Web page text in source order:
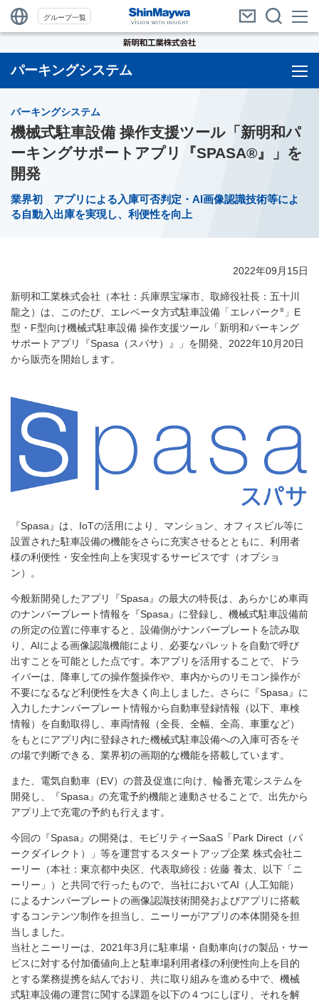
グループ一覧
パーキングシステム
パーキングシステム
機械式駐車設備 操作支援ツール「新明和パ
ーキングサポートアプリ『SPASA®』」を
開発
業界初 アプリによる入庫可否判定・AI画像認識技術等によ
る自動入出庫を実現し、利便性を向上
2022年09月15日
新明和工業株式会社（本社：兵庫県宝塚市、取締役社長：五十川
龍之）は、このたび、エレベータ方式駐車設備「エレパーク ® 」E
型・F型向け機械式駐車設備 操作支援ツール「新明和パーキング
サポートアプリ『Spasa（スパサ）』」を開発、2022年10月20日
から販売を開始します。
『Spasa』は、IoTの活用により、マンション、オフィスビル等に
設置された駐車設備の機能をさらに充実させるとともに、利用者
様の利便性・安全性向上を実現するサービスです（オプショ
ン）。
今般新開発したアプリ『Spasa』の最大の特長は、あらかじめ車両
のナンバープレート情報を『Spasa』に登録し、機械式駐車設備前
の所定の位置に停車すると、設備側がナンバープレートを読み取
り、AIによる画像認識機能により、必要なパレットを自動で呼び
出すことを可能とした点です。本アプリを活用することで、ドラ
イバーは、降車しての操作盤操作や、車内からのリモコン操作が
不要になるなど利便性を大きく向上しました。さらに『Spasa』に
入力したナンバープレート情報から自動車登録情報（以下、車検
情報）を自動取得し、車両情報（全長、全幅、全高、車重など）
をもとにアプリ内に登録された機械式駐車設備への入庫可否をそ
の場で判断できる、業界初の画期的な機能を搭載しています。
また、電気自動車（EV）の普及促進に向け、輪番充電システムを
開発し、『Spasa』の充電予約機能と連動させることで、出先から
アプリ上で充電の予約も行えます。
今回の『Spasa』の開発は、モビリティーSaaS「Park Direct（パ
ークダイレクト）」等を運営するスタートアップ企業 株式会社ニ
ーリー（本社：東京都中央区、代表取締役：佐藤 養太、以下「ニ
ーリー」）と共同で行ったもので、当社においてAI（人工知能）
によるナンバープレートの画像認識技術開発およびアプリに搭載
するコンテンツ制作を担当し、ニーリーがアプリの本体開発を担
当しました。
当社とニーリーは、2021年3月に駐車場・自動車向けの製品・サー
ビスに対する付加価値向上と駐車場利用者様の利便性向上を目的
とする業務提携を結んでおり、共に取り組みを進める中で、機械
式駐車設備の運営に関する課題を以下の４つにしぼり、それを解